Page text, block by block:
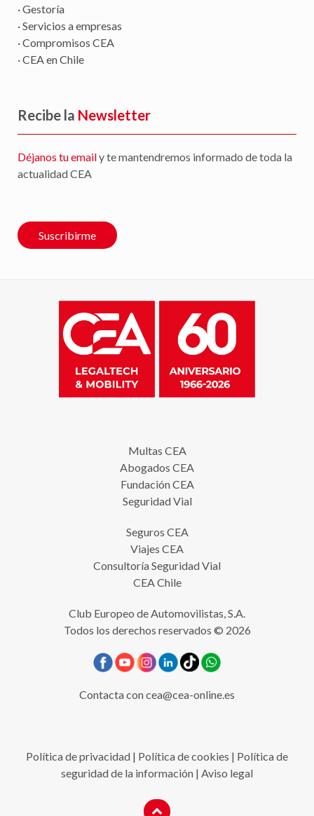
· Gestoría
· Servicios a empresas
· Compromisos CEA
· CEA en Chile
Recibe la Newsletter
Déjanos tu emaily te mantendremos informado de toda la
actualidad CEA
Suscribirme
Multas CEA
Abogados CEA
Fundación CEA
Seguridad Vial
Seguros CEA
Viajes CEA
Consultoría Seguridad Vial
CEA Chile
Club Europeo de Automovilistas, S.A.
Todos los derechos reservados © 2026
Contacta concea@cea-online.es
Política de privacidad | Política de cookies | Política de
seguridad de la información | Aviso legal